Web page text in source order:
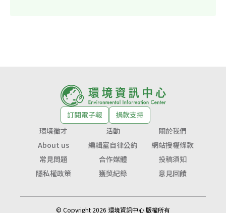
訂閱電子報
捐款支持
環境徵才
活動
關於我們
About us
編輯室自律公約
網站授權條款
常見問題
合作媒體
投稿須知
隱私權政策
獲獎紀錄 意見回饋
© Copyright 2026 環境資訊中心 版權所有